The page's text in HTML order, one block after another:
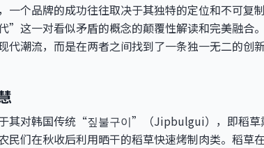
一个品牌的成功往往取决于其独特的定位和不可复制
”这一对看似矛盾的概念的颠覆性解读和完美融合
代潮流，而是在两者之间找到了一条独一无二的创
其对韩国传统“짚불구이”（Jipbulgui），即稻草
民们在秋收后利用晒干的稻草快速烤制肉类。稻草